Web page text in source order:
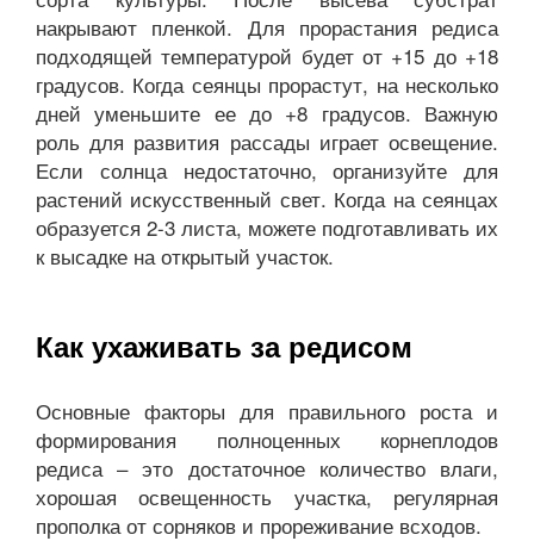
накрывают пленкой. Для прорастания редиса
подходящей температурой будет от +15 до +18
градусов. Когда сеянцы прорастут, на несколько
дней уменьшите ее до +8 градусов. Важную
роль для развития рассады играет освещение.
Если солнца недостаточно, организуйте для
растений искусственный свет. Когда на сеянцах
образуется 2-3 листа, можете подготавливать их
к высадке на открытый участок.
Как ухаживать за редисом
Основные факторы для правильного роста и
формирования полноценных корнеплодов
редиса – это достаточное количество влаги,
хорошая освещенность участка, регулярная
прополка от сорняков и прореживание всходов.